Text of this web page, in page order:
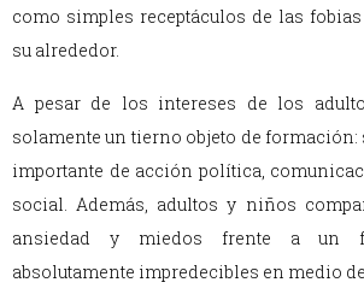
como simples receptáculos de las
su alrededor.
A pesar de los intereses de los
solamente un tierno objeto de formación:
importante de acción política,
social. Además, adultos y niños
ansiedad y miedos frente a un
absolutamente impredecibles en medio